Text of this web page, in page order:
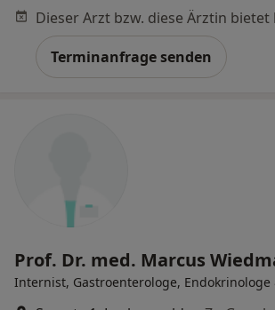
Terminanfrage senden
Prof. Dr. med. Marcus
Internist, Gastroenterologe, Endokrinologe